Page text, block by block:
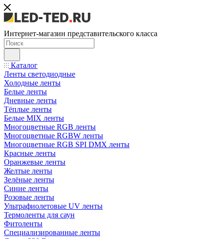
Интернет-магазин представительского класса
Каталог
Ленты светодиодные
Холодные ленты
Белые ленты
Дневные ленты
Тёплые ленты
Белые MIX ленты
Многоцветные RGB ленты
Многоцветные RGBW ленты
Многоцветные RGB SPI DMX ленты
Красные ленты
Оранжевые ленты
Желтые ленты
Зелёные ленты
Синие ленты
Розовые ленты
Ультрафиолетовые UV ленты
Термоленты для саун
Фитоленты
Специализированные ленты